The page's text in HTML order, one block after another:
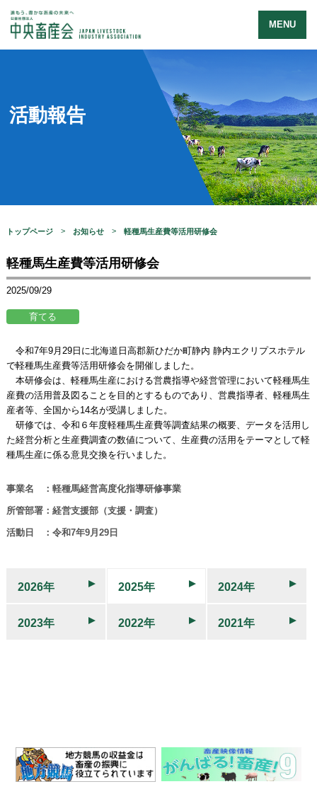
MENU
活動報告
トップページ お知らせ 軽種馬生産費等活用研修会
軽種馬生産費等活用研修会
2025/09/29
令和7年9月29日に北海道日高郡新ひだか町静内 静内エクリプスホテル
で軽種馬生産費等活用研修会を開催しました。
本研修会は、軽種馬生産における営農指導や経営管理において軽種馬生
産費の活用普及図ることを目的とするものであり、営農指導者、軽種馬生
産者等、全国から14名が受講しました。
研修では、令和６年度軽種馬生産費等調査結果の概要、データを活用し
た経営分析と生産費調査の数値について、生産費の活用をテーマとして軽
種馬生産に係る意見交換を行いました。
事業名 ：軽種馬経営高度化指導研修事業
所管部署：経営支援部（支援・調査）
活動日 ：令和7年9月29日
2026年 2025年 2024年
2023年 2022年 2021年